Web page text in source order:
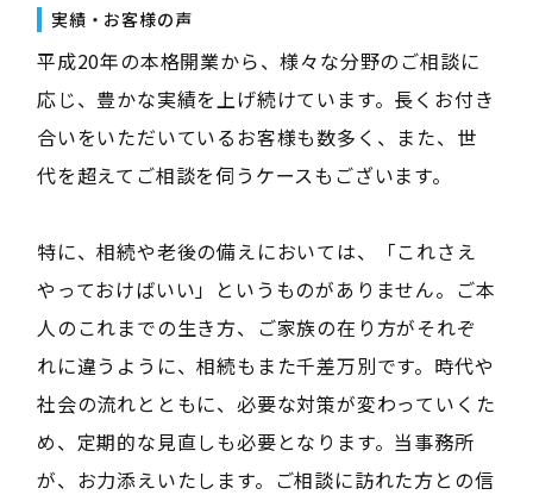
実績・お客様の声
平成20年の本格開業から、様々な分野のご相談に
応じ、豊かな実績を上げ続けています。長くお付き
合いをいただいているお客様も数多く、また、世
代を超えてご相談を伺うケースもございます。
特に、相続や老後の備えにおいては、「これさえ
やっておけばいい」というものがありません。ご本
人のこれまでの生き方、ご家族の在り方がそれぞ
れに違うように、相続もまた千差万別です。時代や
社会の流れとともに、必要な対策が変わっていくた
め、定期的な見直しも必要となります。当事務所
が、お力添えいたします。ご相談に訪れた方との信